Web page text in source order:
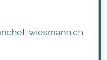
wiesmann.ch